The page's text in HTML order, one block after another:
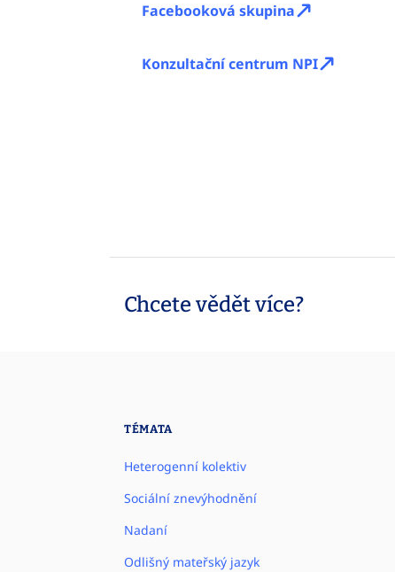
Facebooková skupina
Konzultační centrum NPI
Chcete vědět více?
TÉMATA
Heterogenní kolektiv
Sociální znevýhodnění
Nadaní
Odlišný mateřský jazyk